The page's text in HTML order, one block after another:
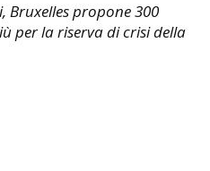
Bruxelles propone 300
per la riserva di crisi della